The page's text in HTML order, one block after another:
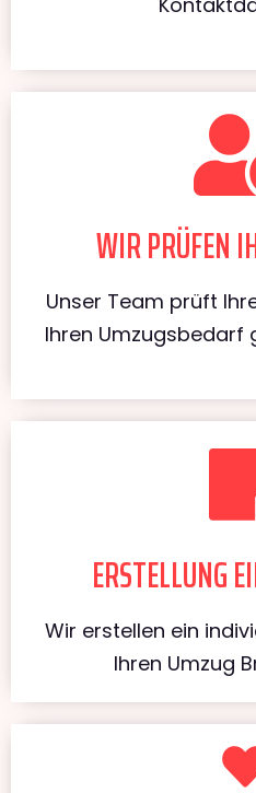
WIR PRÜFEN
Unser Team prüft
Ihren Umzugsbedarf
ERSTELLUNG
Wir erstellen ein
Ihren Umzug